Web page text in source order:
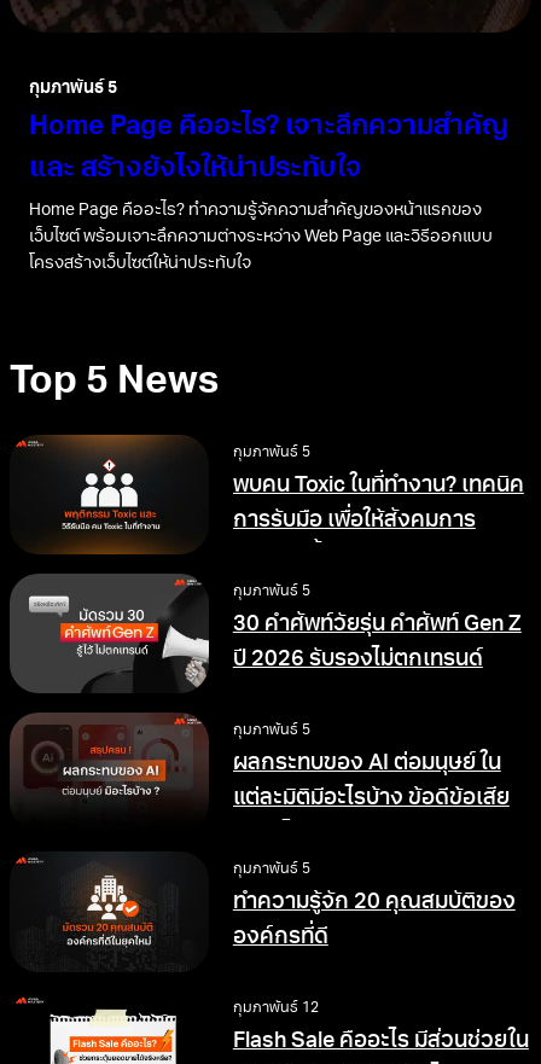
กุมภาพันธ์ 5
Home Page คืออะไร? เจาะลึกความสำคัญ
และ สร้างยังไงให้น่าประทับใจ
Home Page คืออะไร? ทำความรู้จักความสำคัญของหน้าแรกของ
เว็บไซต์ พร้อมเจาะลึกความต่างระหว่าง Web Page และวิธีออกแบบ
โครงสร้างเว็บไซต์ให้น่าประทับใจ
Top 5 News
กุมภาพันธ์ 5
พบคน Toxic ในที่ทำงาน? เทคนิค
การรับมือ เพื่อให้สังคมการ
กุมภาพันธ์ 5
30 คำศัพท์วัยรุ่น คำศัพท์ Gen Z
ปี 2026 รับรองไม่ตกเทรนด์
กุมภาพันธ์ 5
ผลกระทบของ AI ต่อมนุษย์ ใน
แต่ละมิติมีอะไรบ้าง ข้อดีข้อเสีย
กุมภาพันธ์ 5
ทำความรู้จัก 20 คุณสมบัติของ
องค์กรที่ดี
กุมภาพันธ์ 12
Flash Sale คืออะไร มีส่วนช่วยใน